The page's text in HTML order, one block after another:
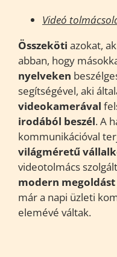
Videó
Összeköti azokat,
abban, hogy
nyelveken
segítségével, aki
videokamerával
irodából beszél. A
kommunikációval
világméretű
videotolmács
modern megoldást
már a napi üzleti
elemévé váltak.